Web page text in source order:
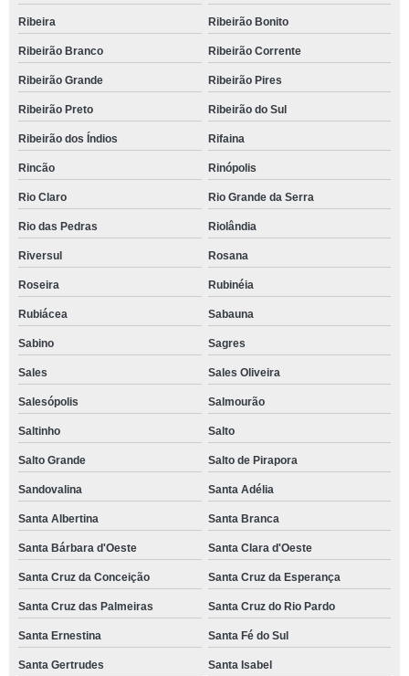
Ribeira Ribeirão Bonito
Ribeirão Branco Ribeirão Corrente
Ribeirão Grande Ribeirão Pires
Ribeirão Preto Ribeirão do Sul
Ribeirão dos Índios Rifaina
Rincão Rinópolis
Rio Claro Rio Grande da Serra
Rio das Pedras Riolândia
Riversul Rosana
Roseira Rubinéia
Rubiácea Sabauna
Sabino Sagres
Sales Sales Oliveira
Salesópolis Salmourão
Saltinho Salto
Salto Grande Salto de Pirapora
Sandovalina Santa Adélia
Santa Albertina Santa Branca
Santa Bárbara d'Oeste Santa Clara d'Oeste
Santa Cruz da Conceição Santa Cruz da Esperança
Santa Cruz das Palmeiras Santa Cruz do Rio Pardo
Santa Ernestina Santa Fé do Sul
Santa Gertrudes Santa Isabel